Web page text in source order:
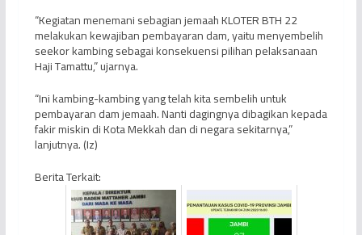
“Kegiatan menemani sebagian jemaah KLOTER BTH 22
melakukan kewajiban pembayaran dam, yaitu menyembelih
seekor kambing sebagai konsekuensi pilihan pelaksanaan
Haji Tamattu,” ujarnya.
“Ini kambing-kambing yang telah kita sembelih untuk
pembayaran dam jemaah. Nanti dagingnya dibagikan kepada
fakir miskin di Kota Mekkah dan di negara sekitarnya,”
lanjutnya. (Iz)
Berita Terkait: